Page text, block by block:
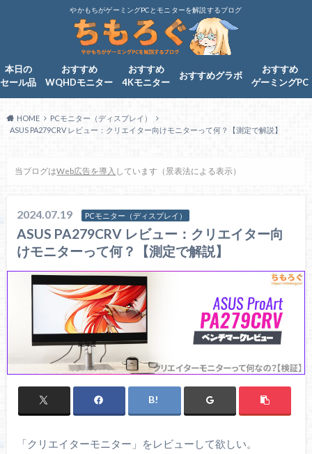
やかもちがゲーミングPCとモニターを解説するブログ
本日の
セール品
おすすめ
WQHDモニター
おすすめ
4Kモニター
おすすめグラボ
おすすめ
ゲーミングPC
HOME
PCモニター（ディスプレイ）
ASUS PA279CRV レビュー：クリエイター向けモニターって何？【測定で解説】
当ブログはWeb広告を導入 しています（景表法による表示）
2024.07.19 PCモニター（ディスプレイ）
ASUS PA279CRV レビュー：クリエイター向
けモニターって何？【測定で解説】
「クリエイターモニター」をレビューして欲しい。